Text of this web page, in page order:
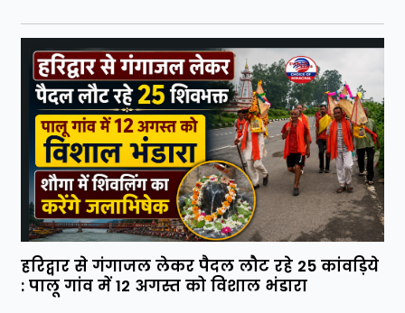
हरिद्वार से गंगाजल लेकर पैदल लौट रहे 25 कांवड़िये
: पालू गांव में 12 अगस्त को विशाल भंडारा